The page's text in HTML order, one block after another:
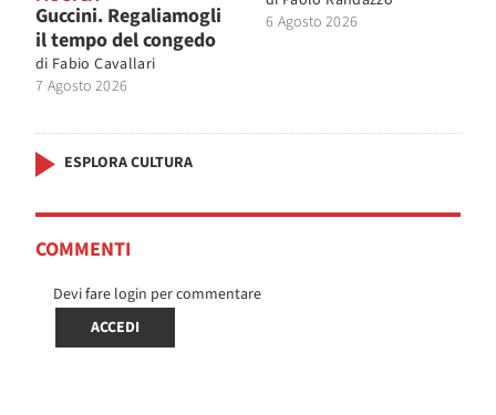
Guccini. Regaliamogli
il tempo del congedo
di Fabio Cavallari
7 Agosto 2026
6 Agosto 2026
ESPLORA CULTURA
COMMENTI
Devi fare login per commentare
ACCEDI